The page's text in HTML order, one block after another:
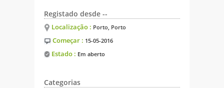
Registado desde --
Localização : Porto, Porto
Começar : 15-05-2016
Estado : Em aberto
Categorias